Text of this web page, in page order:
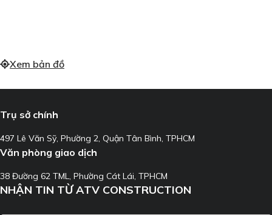
Xem bản đồ
Trụ sở chính
497 Lê Văn Sỹ, Phường 2, Quận Tân Bình, TPHCM
Văn phòng giao dịch
38 Đường 62 TML, Phường Cát Lái, TPHCM
NHẬN TIN TỪ ATV CONSTRUCTION